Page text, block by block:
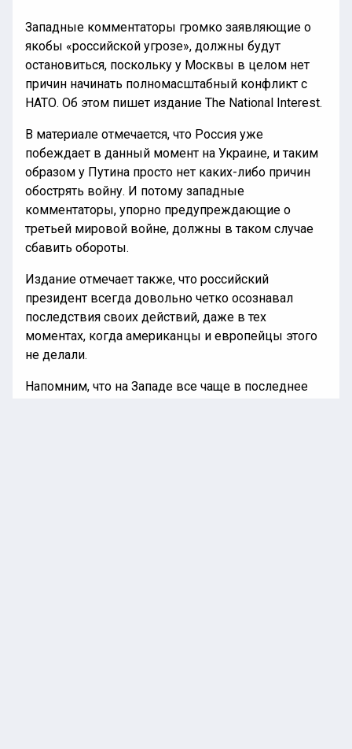
Западные комментаторы громко заявляющие о
якобы «российской угрозе», должны будут
остановиться, поскольку у Москвы в целом нет
причин начинать полномасштабный конфликт с
НАТО. Об этом пишет издание The National Interest.
В материале отмечается, что Россия уже
побеждает в данный момент на Украине, и таким
образом у Путина просто нет каких-либо причин
обострять войну. И потому западные
комментаторы, упорно предупреждающие о
третьей мировой войне, должны в таком случае
сбавить обороты.
Издание отмечает также, что российский
президент всегда довольно четко осознавал
последствия своих действий, даже в тех
моментах, когда американцы и европейцы этого
не делали.
Напомним, что на Западе все чаще в последнее